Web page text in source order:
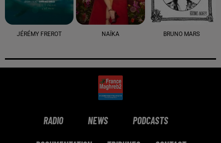
JÉRÉMY FREROT NAÏKA BRUNO MARS
RADIO NEWS PODCASTS